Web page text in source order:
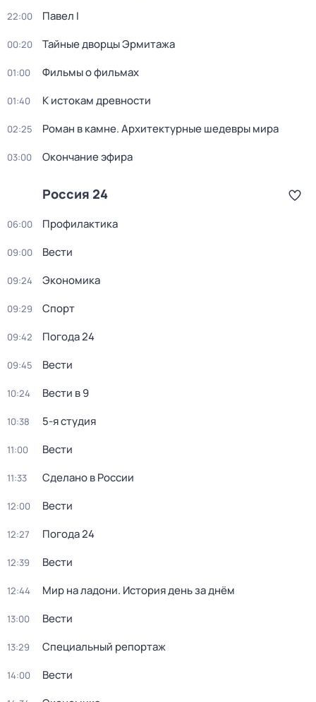
22:00 Павел I
00:20 Тайные дворцы Эрмитажа
01:00 Фильмы о фильмах
01:40 К истокам древности
02:25 Роман в камне. Архитектурные шедевры мира
03:00 Окончание эфира
Россия 24
06:00 Профилактика
09:00 Вести
09:24 Экономика
09:29 Спорт
09:42 Погода 24
09:45 Вести
10:24 Вести в 9
10:38 5-я студия
11:00 Вести
11:33 Сделано в России
12:00 Вести
12:27 Погода 24
12:39 Вести
12:44 Мир на ладони. История день за днём
13:00 Вести
13:29 Специальный репортаж
14:00 Вести